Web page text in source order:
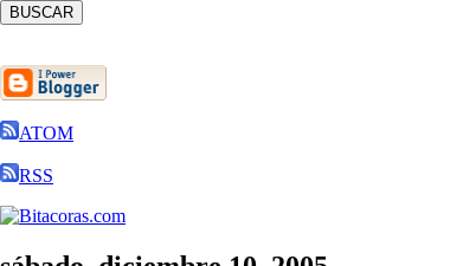
ATOM
RSS